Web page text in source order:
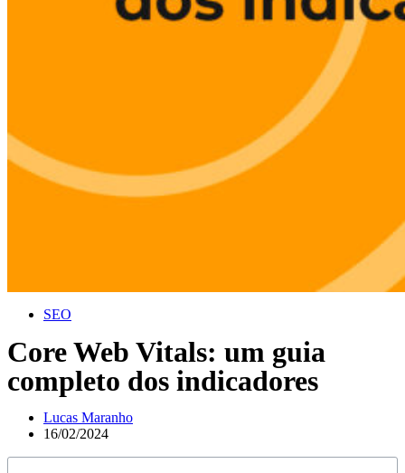
SEO
Core Web Vitals: um guia
completo dos indicadores
Lucas Maranho
16/02/2024